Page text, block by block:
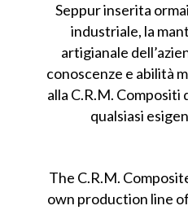
Seppur inserita
industriale, la
artigianale
conoscenze e abilità
alla C.R.M.
qualsiasi
The C.R.M.
own production line